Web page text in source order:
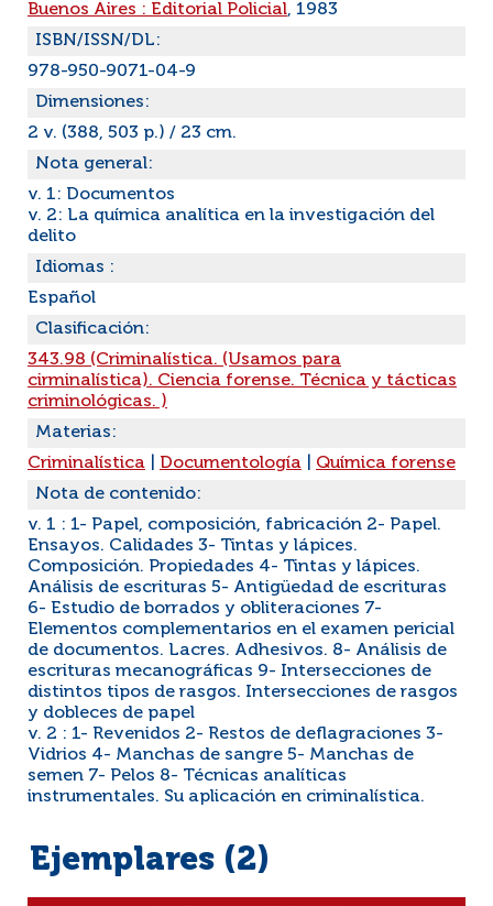
Buenos Aires : Editorial Policial, 1983
ISBN/ISSN/DL:
978-950-9071-04-9
Dimensiones:
2 v. (388, 503 p.) / 23 cm.
Nota general:
v. 1: Documentos
v. 2: La química analítica en la investigación del
delito
Idiomas :
Español
Clasificación:
343.98 (Criminalística. (Usamos para
cirminalística). Ciencia forense. Técnica y tácticas
criminológicas. )
Materias:
Criminalística
Documentología
Química forense
Nota de contenido:
v. 1 : 1- Papel, composición, fabricación 2- Papel.
Ensayos. Calidades 3- Tintas y lápices.
Composición. Propiedades 4- Tintas y lápices.
Análisis de escrituras 5- Antigüedad de escrituras
6- Estudio de borrados y obliteraciones 7-
Elementos complementarios en el examen pericial
de documentos. Lacres. Adhesivos. 8- Análisis de
escrituras mecanográficas 9- Intersecciones de
distintos tipos de rasgos. Intersecciones de rasgos
y dobleces de papel
v. 2 : 1- Revenidos 2- Restos de deflagraciones 3-
Vidrios 4- Manchas de sangre 5- Manchas de
semen 7- Pelos 8- Técnicas analíticas
instrumentales. Su aplicación en criminalística.
Ejemplares (2)